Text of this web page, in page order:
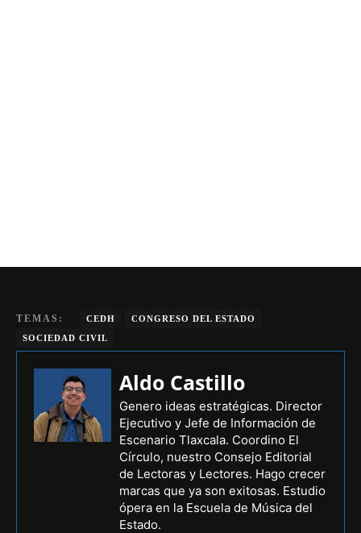
TEMAS: CEDH
CONGRESO DEL ESTADO
SOCIEDAD CIVIL
Aldo Castillo
Genero ideas estratégicas. Director
Ejecutivo y Jefe de Información de
Escenario Tlaxcala. Coordino El
Círculo, nuestro Consejo Editorial
de Lectoras y Lectores. Hago crecer
marcas que ya son exitosas. Estudio
ópera en la Escuela de Música del
Estado.